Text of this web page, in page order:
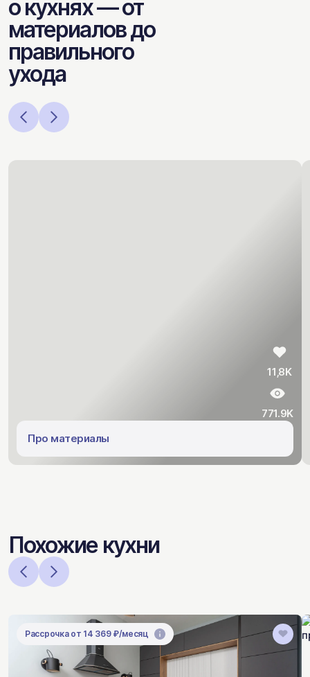
о кухнях — от
материалов до
правильного
ухода
11,8K
771.9K
Про материалы
Похожие кухни
Рассрочка от 14 369 ₽/месяц